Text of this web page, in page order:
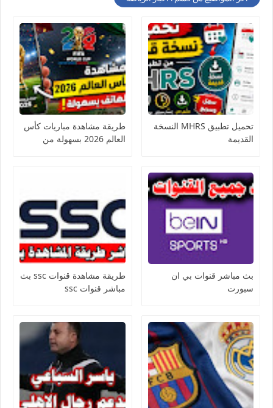
تحميل تطبيق MHRS النسخة
القديمة
طريقة مشاهدة مباريات كأس
العالم 2026 بسهولة من
بث مباشر قنوات بي ان
سبورت
طريقة مشاهدة قنوات ssc بث
مباشر قنوات ssc